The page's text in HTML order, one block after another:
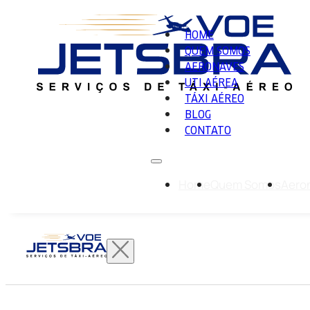
HOME
QUEM SOMOS
AERONAVES
UTI AÉREA
TÁXI AÉREO
BLOG
CONTATO
Home Quem Somos